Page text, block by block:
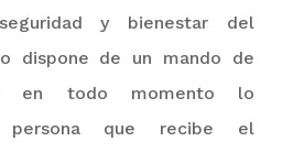
y bienestar del
dispone de un mando de
en todo momento lo
persona que recibe el